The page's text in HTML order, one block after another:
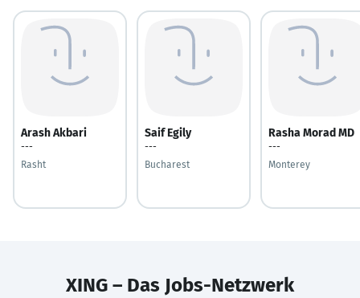
Arash Akbari
---
Rasht
Saif Egily
---
Bucharest
Rasha Morad MD
---
Monterey
XING – Das Jobs-Netzwerk